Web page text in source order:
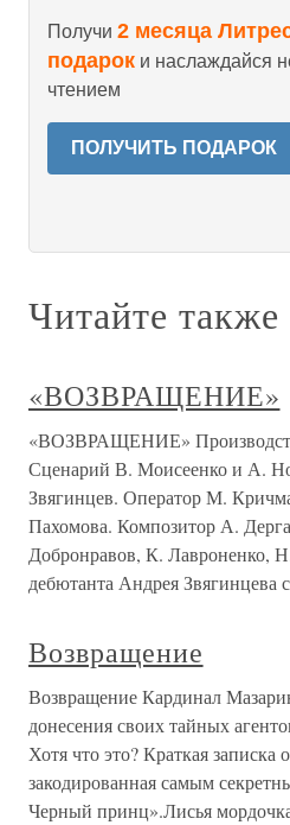
Получи 2 месяца
подарок и наслаждайся
чтением
ПОЛУЧИТЬ ПОДАРОК
Читайте также
«ВОЗВРАЩЕНИЕ»
«ВОЗВРАЩЕНИЕ»
Сценарий В. Моисеенко и А.
Звягинцев. Оператор М.
Пахомова. Композитор А.
Добронравов, К. Лавроненко,
дебютанта Андрея Звягинцева
Возвращение
Возвращение Кардинал
донесения своих тайных
Хотя что это? Краткая
закодированная самым
Черный принц».Лисья